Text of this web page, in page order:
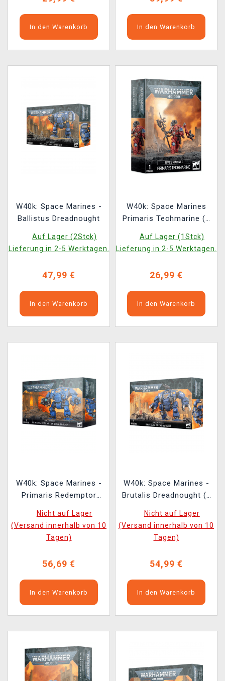
In den Warenkorb In den Warenkorb
W40k: Space Marines -
Ballistus Dreadnought
Auf Lager (2Stck)
Lieferung in 2-5 Werktagen.
47,99 €
In den Warenkorb
W40k: Space Marines
Primaris Techmarine (1
Auf Lager (1Stck)
Lieferung in 2-5 Werktagen.
26,99 €
In den Warenkorb
W40k: Space Marines -
Primaris Redemptor
Nicht auf Lager
(Versand innerhalb von 10
Tagen)
56,69 €
In den Warenkorb
W40k: Space Marines -
Brutalis Dreadnought (1
Nicht auf Lager
(Versand innerhalb von 10
Tagen)
54,99 €
In den Warenkorb